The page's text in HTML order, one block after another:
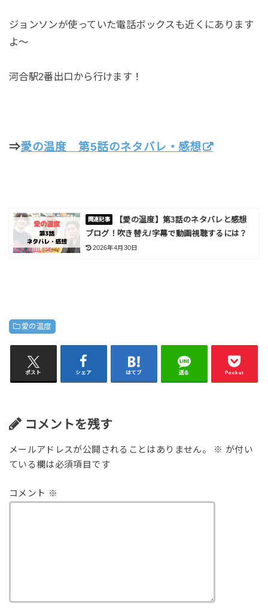
ジョンソンが使っていた電話ボックスも近くにあります
よ～
河合駅2番出口から行けます！
⇒愛の温度 第5話のネタバレ・感想
【愛の温度】第3話のネタバレと感想
ブログ！吹き替え/字幕で動画視聴するには？
2026年4月30日
愛の温度
ポスト シェア はてブ 送る Pocket
コメントを残す
メールアドレスが公開されることはありません。 ※ が付い
ている欄は必須項目です
コメント ※